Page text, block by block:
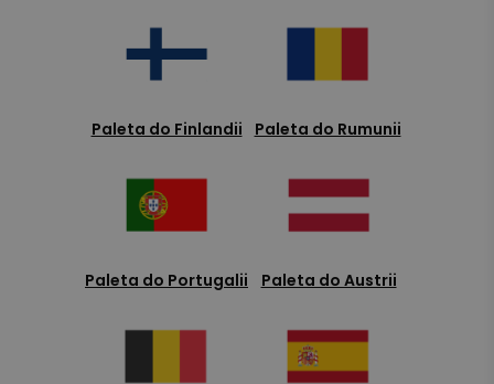
Paleta do Finlandii Paleta do Rumunii
Paleta do Portugalii Paleta do Austrii